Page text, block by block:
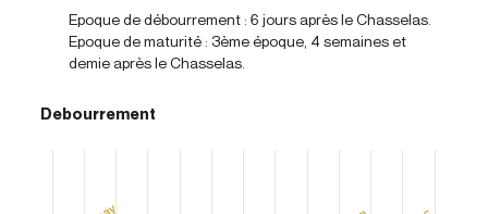
Epoque de débourrement : 6 jours après le Chasselas.
Epoque de maturité : 3ème époque, 4 semaines et
demie après le Chasselas.
Debourrement